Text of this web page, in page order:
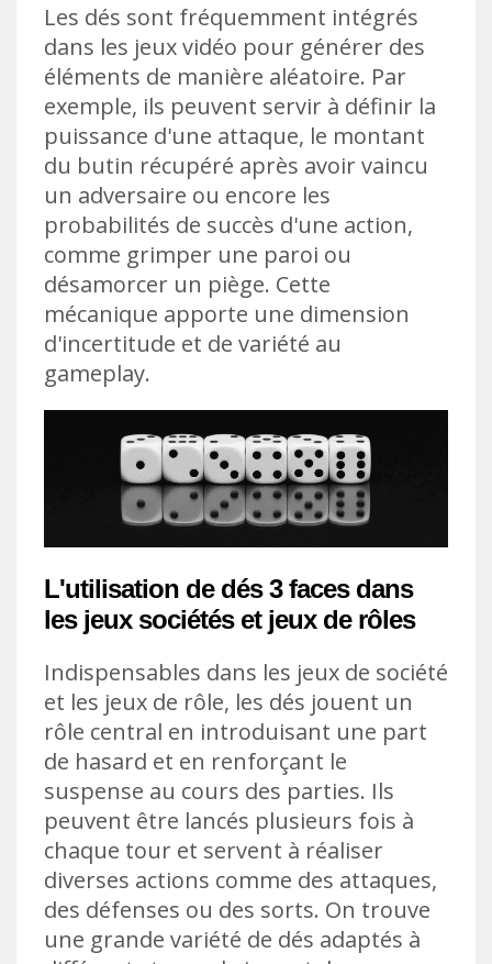
Les dés sont fréquemment intégrés
dans les jeux vidéo pour générer des
éléments de manière aléatoire. Par
exemple, ils peuvent servir à définir la
puissance d'une attaque, le montant
du butin récupéré après avoir vaincu
un adversaire ou encore les
probabilités de succès d'une action,
comme grimper une paroi ou
désamorcer un piège. Cette
mécanique apporte une dimension
d'incertitude et de variété au
gameplay.
L'utilisation de dés 3 faces dans
les jeux sociétés et jeux de rôles
Indispensables dans les jeux de société
et les jeux de rôle, les dés jouent un
rôle central en introduisant une part
de hasard et en renforçant le
suspense au cours des parties. Ils
peuvent être lancés plusieurs fois à
chaque tour et servent à réaliser
diverses actions comme des attaques,
des défenses ou des sorts. On trouve
une grande variété de dés adaptés à